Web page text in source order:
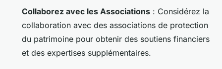
Collaborez avec les Associations : Considérez la
collaboration avec des associations de protection
du patrimoine pour obtenir des soutiens financiers
et des expertises supplémentaires.